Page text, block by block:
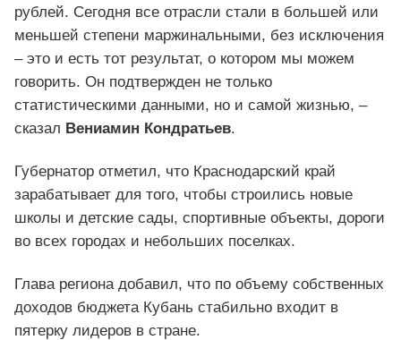
рублей. Сегодня все отрасли стали в большей или
меньшей степени маржинальными, без исключения
– это и есть тот результат, о котором мы можем
говорить. Он подтвержден не только
статистическими данными, но и самой жизнью, –
сказал Вениамин Кондратьев.
Губернатор отметил, что Краснодарский край
зарабатывает для того, чтобы строились новые
школы и детские сады, спортивные объекты, дороги
во всех городах и небольших поселках.
Глава региона добавил, что по объему собственных
доходов бюджета Кубань стабильно входит в
пятерку лидеров в стране.